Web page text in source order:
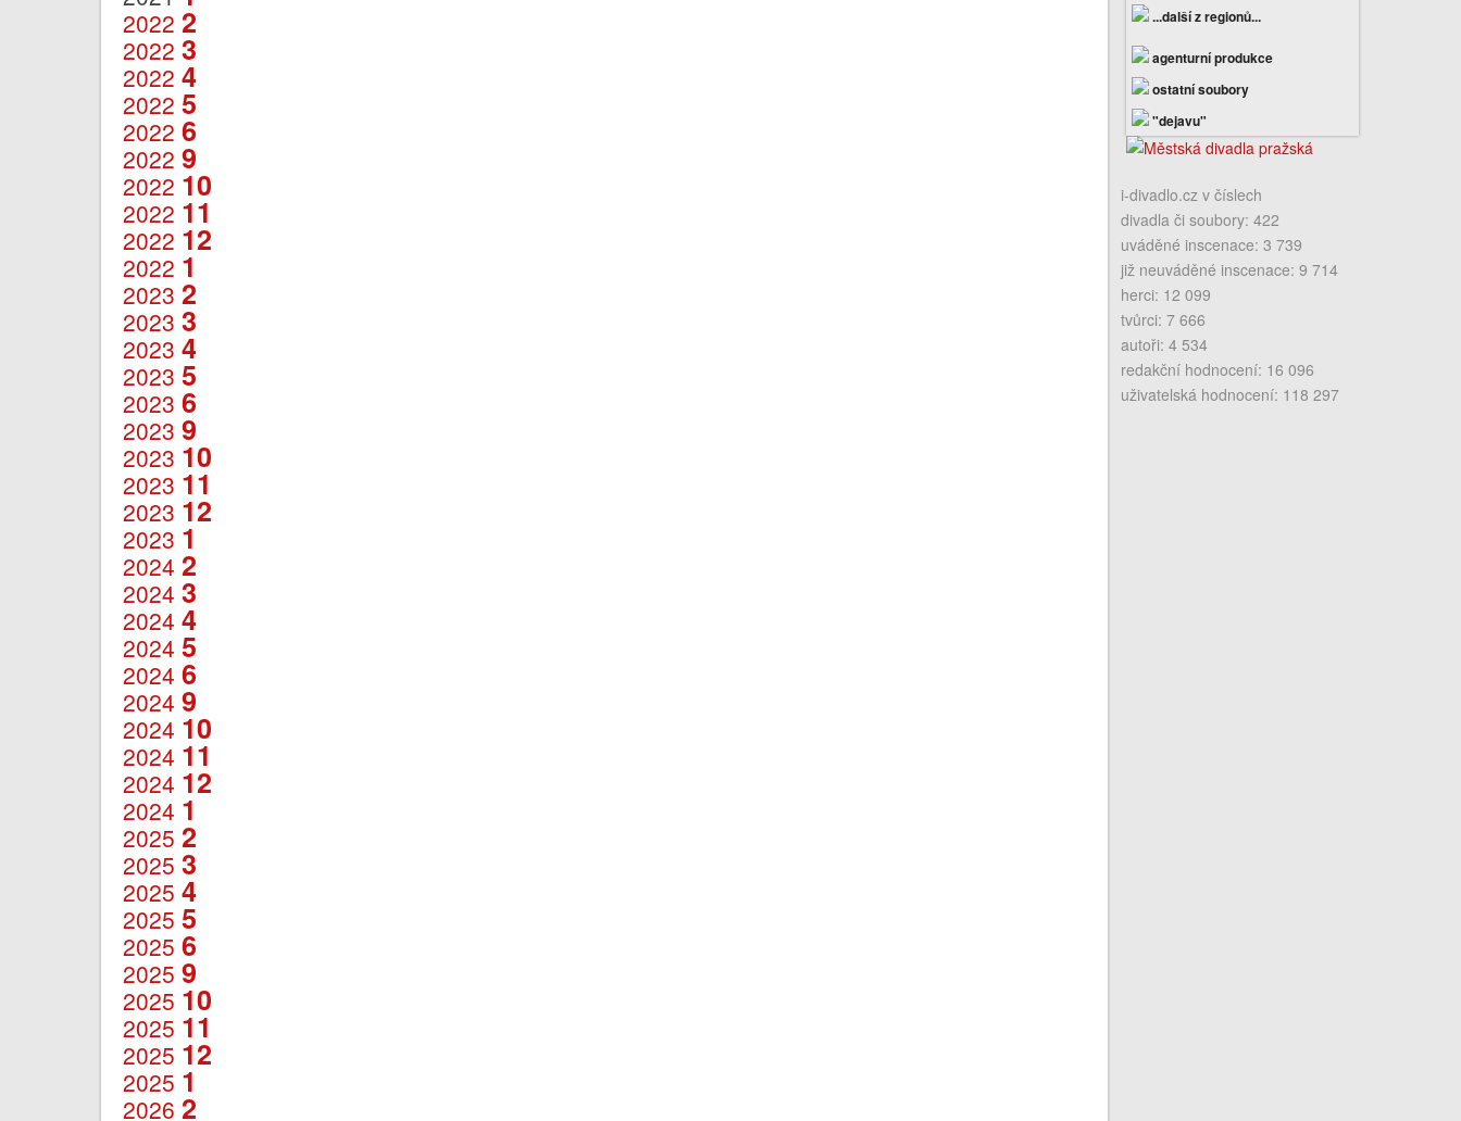
2022 2
2022 3
2022 4
2022 5
2022 6
2022 9
2022 10
2022 11
2022 12
2022 1
2023 2
2023 3
2023 4
2023 5
2023 6
2023 9
2023 10
2023 11
2023 12
2023 1
2024 2
2024 3
2024 4
2024 5
2024 6
2024 9
2024 10
2024 11
2024 12
2024 1
2025 2
2025 3
2025 4
2025 5
2025 6
2025 9
2025 10
2025 11
2025 12
2025 1
2026 2
...další z regionů...
agenturní produkce
ostatní soubory
"dejavu"
i-divadlo.cz v číslech
divadla či soubory: 422
uváděné inscenace: 3 739
již neuváděné inscenace: 9 714
herci: 12 099
tvůrci: 7 666
autoři: 4 534
redakční hodnocení: 16 096
uživatelská hodnocení: 118 297